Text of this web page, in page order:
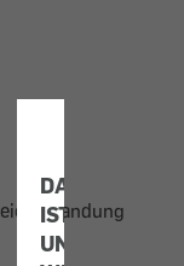
IST
UNS
Landung